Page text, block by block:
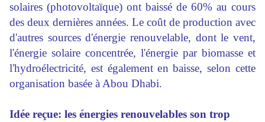
solaires (photovoltaïque) ont baissé de 60% au cours
des deux dernières années. Le coût de production avec
d'autres sources d'énergie renouvelable, dont le vent,
l'énergie solaire concentrée, l'énergie par biomasse et
l'hydroélectricité, est également en baisse, selon cette
organisation basée à Abou Dhabi.
Idée reçue: les énergies renouvelables son trop